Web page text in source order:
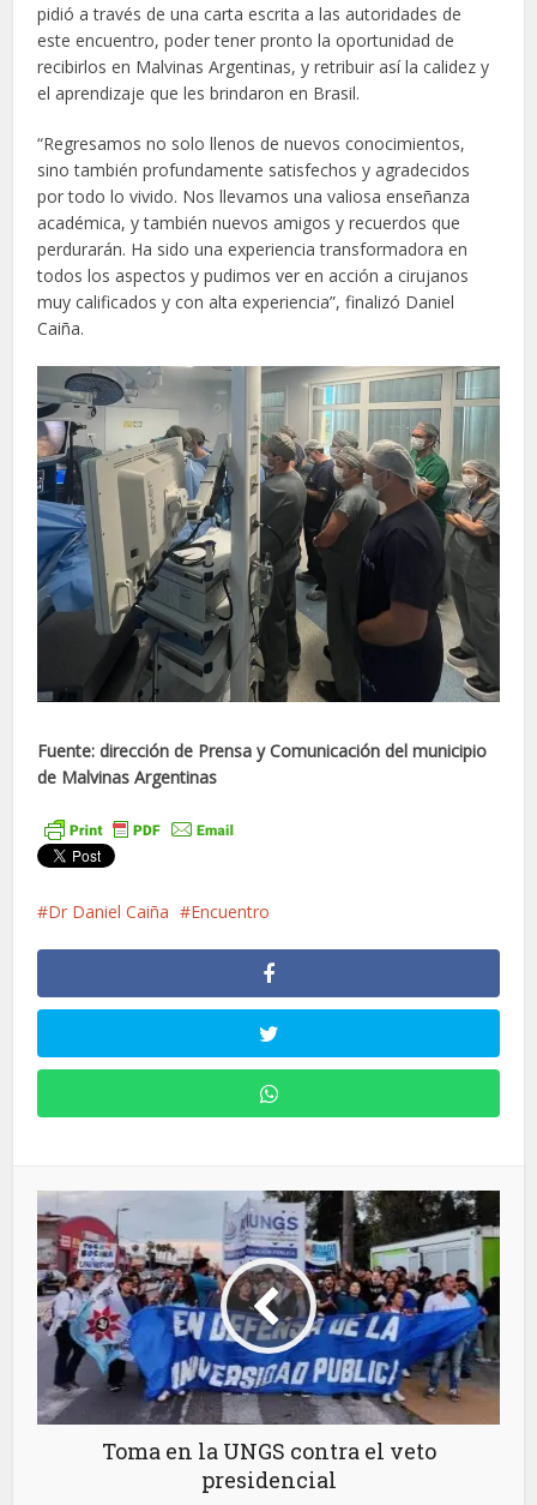
pidió a través de una carta escrita a las autoridades de
este encuentro, poder tener pronto la oportunidad de
recibirlos en Malvinas Argentinas, y retribuir así la calidez y
el aprendizaje que les brindaron en Brasil.
“Regresamos no solo llenos de nuevos conocimientos,
sino también profundamente satisfechos y agradecidos
por todo lo vivido. Nos llevamos una valiosa enseñanza
académica, y también nuevos amigos y recuerdos que
perdurarán. Ha sido una experiencia transformadora en
todos los aspectos y pudimos ver en acción a cirujanos
muy calificados y con alta experiencia”, finalizó Daniel
Caiña.
Fuente: dirección de Prensa y Comunicación del municipio
de Malvinas Argentinas
Dr Daniel Caiña Encuentro
Toma en la UNGS contra el veto
presidencial